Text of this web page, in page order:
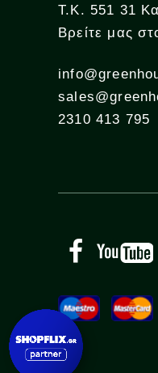
Τ.Κ. 551 31
Βρείτε μας
2310 413 795
Facebook